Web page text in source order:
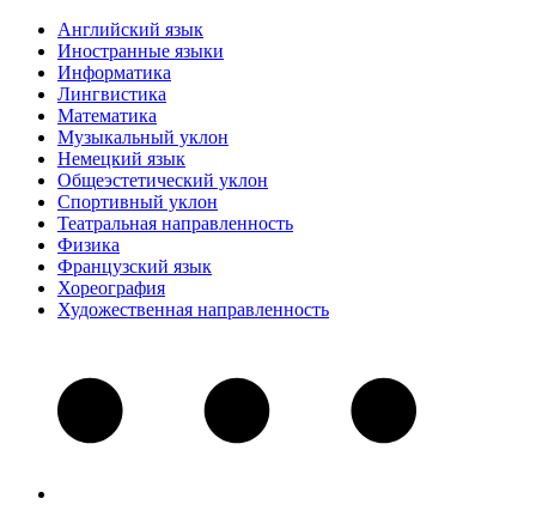
Английский язык
Иностранные языки
Информатика
Лингвистика
Математика
Музыкальный уклон
Немецкий язык
Общеэстетический уклон
Спортивный уклон
Театральная направленность
Физика
Французский язык
Хореография
Художественная направленность